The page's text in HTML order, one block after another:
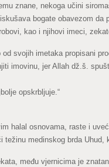
znane, nekoga učini
bogate obavezom
kao i njihovi imeci,
svojih imetaka propisani
imovinu, jer Allah dž.š.
opskrbljuje.“
halal osnovama, raste i
medinskog brda
među vjernicima je